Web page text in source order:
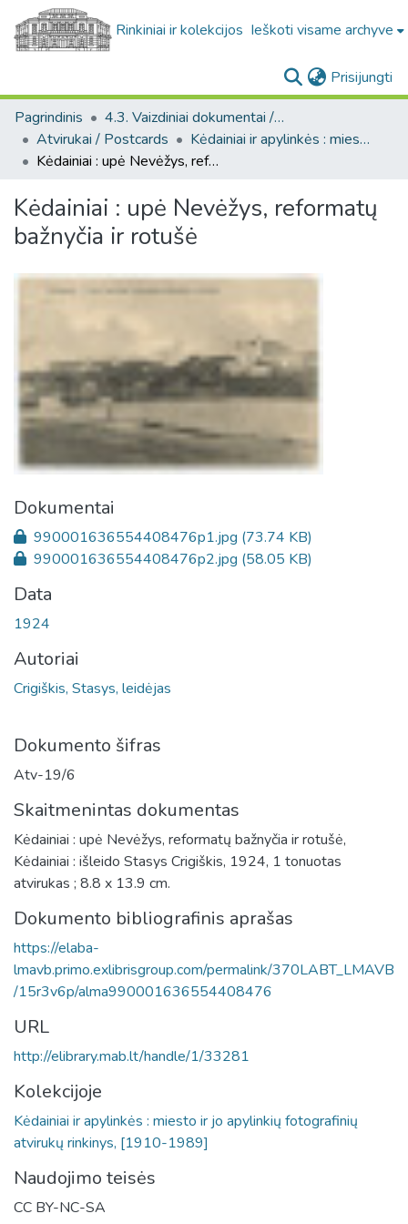
Rinkiniai ir kolekcijos Ieškoti visame archyve
Prisijungti
Pagrindinis
4.3. Vaizdiniai dokumentai / Visual documents
Atvirukai / Postcards
Kėdainiai ir apylinkės : miesto ir jo apylinkių fotografinių atvirukų rinkinys, [1910-1989]
Kėdainiai : upė Nevėžys, reformatų bažnyčia ir rotušė
Kėdainiai : upė Nevėžys, reformatų
bažnyčia ir rotušė
Dokumentai
990001636554408476p1.jpg (73.74 KB)
990001636554408476p2.jpg (58.05 KB)
Data
1924
Autoriai
Crigiškis, Stasys, leidėjas
Dokumento šifras
Atv-19/6
Skaitmenintas dokumentas
Kėdainiai : upė Nevėžys, reformatų bažnyčia ir rotušė,
Kėdainiai : išleido Stasys Crigiškis, 1924, 1 tonuotas
atvirukas ; 8.8 x 13.9 cm.
Dokumento bibliografinis aprašas
https://elaba-
lmavb.primo.exlibrisgroup.com/permalink/370LABT_LMAVB
/15r3v6p/alma990001636554408476
URL
http://elibrary.mab.lt/handle/1/33281
Kolekcijoje
Kėdainiai ir apylinkės : miesto ir jo apylinkių fotografinių
atvirukų rinkinys, [1910-1989]
Naudojimo teisės
CC BY-NC-SA